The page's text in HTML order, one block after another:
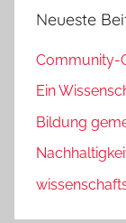
Neueste
Community-
Ein
Bildung